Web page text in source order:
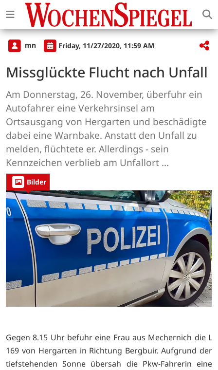
mn Friday, 11/27/2020, 11:59 AM
Missglückte Flucht nach Unfall
Am Donnerstag, 26. November, überfuhr ein
Autofahrer eine Verkehrsinsel am
Ortsausgang von Hergarten und beschädigte
dabei eine Warnbake. Anstatt den Unfall zu
melden, flüchtete er. Allerdings - sein
Kennzeichen verblieb am Unfallort ...
Bilder
Gegen 8.15 Uhr befuhr eine Frau aus Mechernich die L
169 von Hergarten in Richtung Bergbuir. Aufgrund der
tiefstehenden Sonne übersah die Pkw-Fahrerin eine